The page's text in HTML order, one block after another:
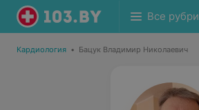
Все
Кардиология • Бацук Владимир Николаевич